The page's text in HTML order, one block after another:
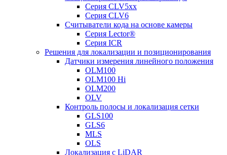
Серия CLV5xx
Серия CLV6
Считыватели кода на основе камеры
Серия Lector®
Серия ICR
Решения для локализации и позиционирования
Датчики измерения линейного положения
OLM100
OLM100 Hi
OLM200
OLV
Контроль полосы и локализация сетки
GLS100
GLS6
MLS
OLS
Локализация с LiDAR